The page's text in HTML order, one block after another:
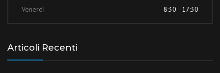
Venerdì
8:30 - 17:30
Articoli Recenti